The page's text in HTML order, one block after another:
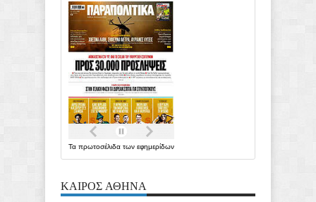
Τα πρωτοσέλιδα των εφημερίδων
ΚΑΙΡΟΣ ΑΘΗΝΑ